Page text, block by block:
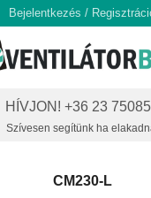
Bejelentkezés /
HÍVJON! +36 23
Szívesen segítünk ha
CM230-L